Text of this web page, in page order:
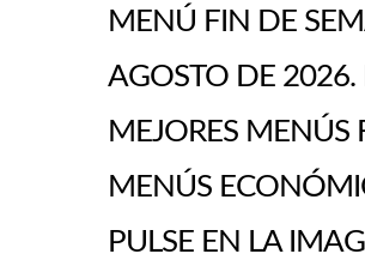
MENÚ FIN DE
AGOSTO DE 2026.
MEJORES
MENÚS
PULSE EN LA